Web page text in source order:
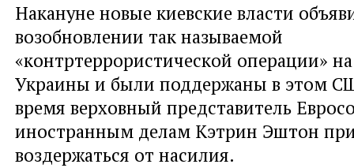
Накануне новые киевские власти
возобновлении так называемой
«контртеррористической операции»
Украины и были поддержаны в этом
время верховный представитель
иностранным делам Кэтрин Эштон
воздержаться от насилия.